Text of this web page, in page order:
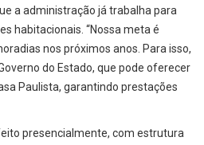
a administração já trabalha para
habitacionais. “Nossa meta é
nos próximos anos. Para isso,
do Estado, que pode oferecer
Paulista, garantindo prestações
presencialmente, com estrutura